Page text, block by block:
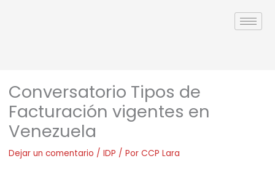
Conversatorio Tipos de
Facturación vigentes en
Venezuela
Dejar un comentario / IDP / Por CCP Lara